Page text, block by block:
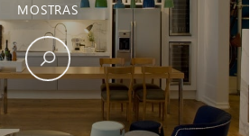
MOSTRAS